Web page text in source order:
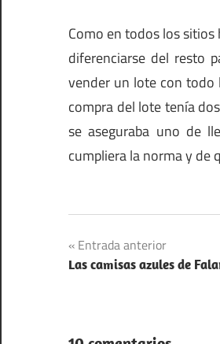
Como en todos los
diferenciarse del resto
vender un lote con todo
compra del lote tenía
se aseguraba uno de
cumpliera la norma y de
Navegación
de
Entrada anterior
Las camisas azules de